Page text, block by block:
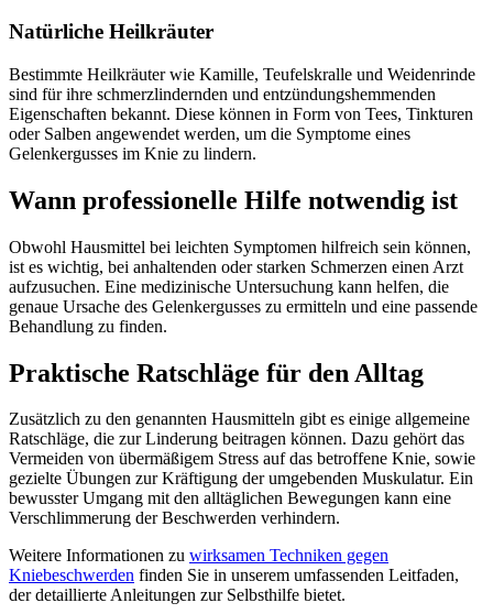
Natürliche Heilkräuter
Bestimmte Heilkräuter wie Kamille, Teufelskralle und Weidenrinde
sind für ihre schmerzlindernden und entzündungshemmenden
Eigenschaften bekannt. Diese können in Form von Tees, Tinkturen
oder Salben angewendet werden, um die Symptome eines
Gelenkergusses im Knie zu lindern.
Wann professionelle Hilfe notwendig ist
Obwohl Hausmittel bei leichten Symptomen hilfreich sein können,
ist es wichtig, bei anhaltenden oder starken Schmerzen einen Arzt
aufzusuchen. Eine medizinische Untersuchung kann helfen, die
genaue Ursache des Gelenkergusses zu ermitteln und eine passende
Behandlung zu finden.
Praktische Ratschläge für den Alltag
Zusätzlich zu den genannten Hausmitteln gibt es einige allgemeine
Ratschläge, die zur Linderung beitragen können. Dazu gehört das
Vermeiden von übermäßigem Stress auf das betroffene Knie, sowie
gezielte Übungen zur Kräftigung der umgebenden Muskulatur. Ein
bewusster Umgang mit den alltäglichen Bewegungen kann eine
Verschlimmerung der Beschwerden verhindern.
Weitere Informationen zu wirksamen Techniken gegen
Kniebeschwerden finden Sie in unserem umfassenden Leitfaden,
der detaillierte Anleitungen zur Selbsthilfe bietet.